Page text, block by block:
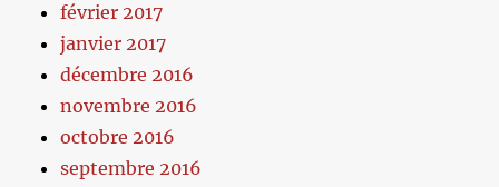
février 2017
janvier 2017
décembre 2016
novembre 2016
octobre 2016
septembre 2016